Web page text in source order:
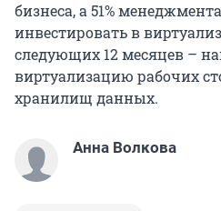
бизнеса, а 51%
инвестировать в
следующих 12 месяцев –
виртуализацию рабочих
хранилищ данных.
Анна Волкова